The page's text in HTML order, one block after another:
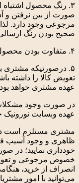
۳. رنگ محصول اشتباه
صورت از بین نرفتن و
مرجوعی وجود دارد.
صحیح بودن رنگ
۴. متفاوت بودن محصول با محتوای درج شده در سایت
۵. درصورتیکه مشتری
تعویض کالا را داشته
عهده مشتری خواهد
در صورت وجود
عهده وبسایت نورونیک
مشتری مستلزم است
ظاهری و وجود آسیب
خودداری نمایید؛ در
خصوص مرجوعی و
انصراف از خرید،
می‌توانید با امور